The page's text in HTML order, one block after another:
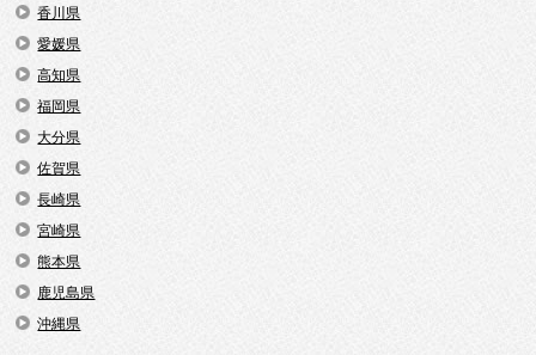
香川県
愛媛県
高知県
福岡県
大分県
佐賀県
長崎県
宮崎県
熊本県
鹿児島県
沖縄県